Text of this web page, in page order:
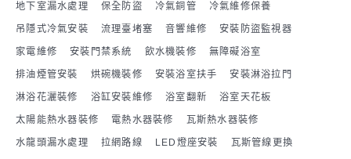
地下室漏水處理 保全防盜 冷氣銅管 冷氣維修保養
吊隱式冷氣安裝 流理臺堵塞 音響維修 安裝防盜監視器
家電維修 安裝門禁系統 飲水機裝修 無障礙浴室
排油煙管安裝 烘碗機裝修 安裝浴室扶手 安裝淋浴拉門
淋浴花灑裝修 浴缸安裝維修 浴室翻新 浴室天花板
太陽能熱水器裝修 電熱水器裝修 瓦斯熱水器裝修
水龍頭漏水處理 拉網路線 LED燈座安裝 瓦斯管線更換